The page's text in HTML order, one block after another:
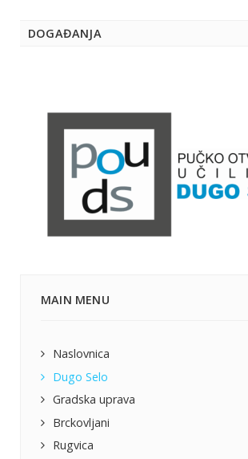
DOGAĐANJA
MAIN MENU
Naslovnica
Dugo Selo
Gradska uprava
Brckovljani
Rugvica